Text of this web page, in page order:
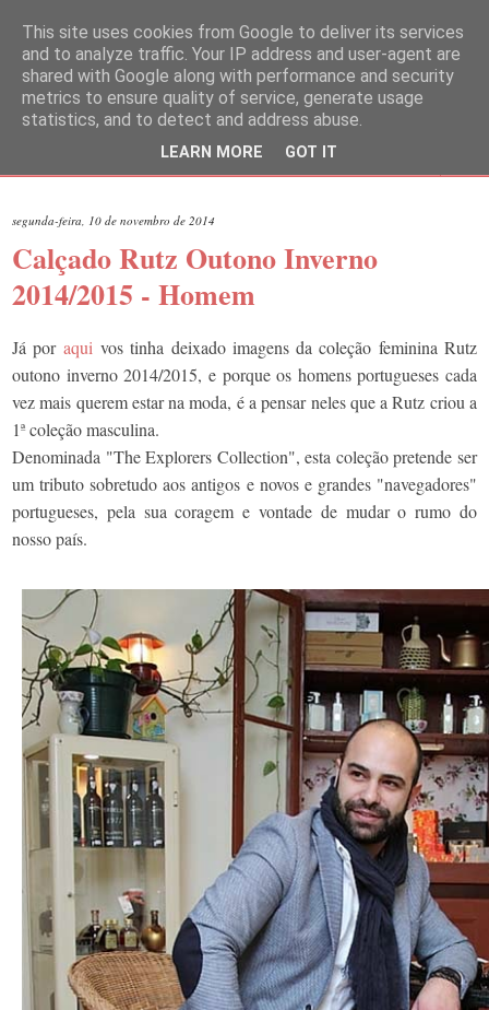
segunda-feira, 10 de novembro de 2014
Calçado Rutz Outono Inverno
2014/2015 - Homem
Já por aqui vos tinha deixado imagens da coleção feminina Rutz
outono inverno 2014/2015, e porque os homens portugueses cada
vez mais querem estar na moda, é a pensar neles que a Rutz criou a
1ª coleção masculina.
Denominada "The Explorers Collection", esta coleção pretende ser
um tributo sobretudo aos antigos e novos e grandes "navegadores"
portugueses, pela sua coragem e vontade de mudar o rumo do
nosso país.
This site uses cookies from Google to deliver its services
and to analyze traffic. Your IP address and user-agent are
shared with Google along with performance and security
metrics to ensure quality of service, generate usage
statistics, and to detect and address abuse.
LEARN MORE GOT IT